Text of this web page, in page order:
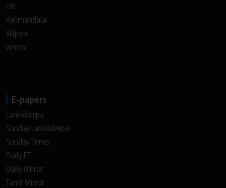
LW
Kelimandala
Wijeya
wnow
E-papers
Lankadeepa
Sunday Lankadeepa
Sunday Times
Daily FT
Daily Mirror
Tamil Mirror